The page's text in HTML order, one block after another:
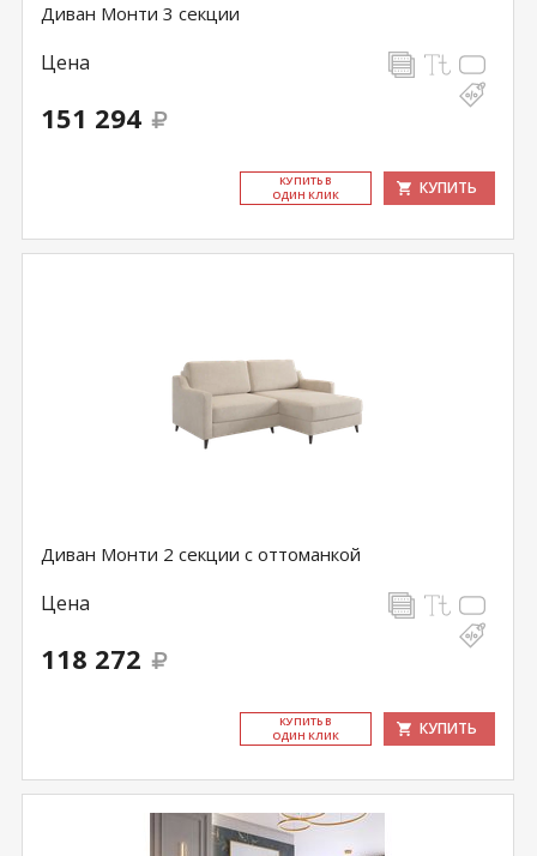
Диван Монти 3 секции
Цена
151 294
КУ­ПИТЬ В
ОДИН КЛИК
КУПИТЬ
Диван Монти 2 секции с оттоманкой
Цена
118 272
КУ­ПИТЬ В
ОДИН КЛИК
КУПИТЬ